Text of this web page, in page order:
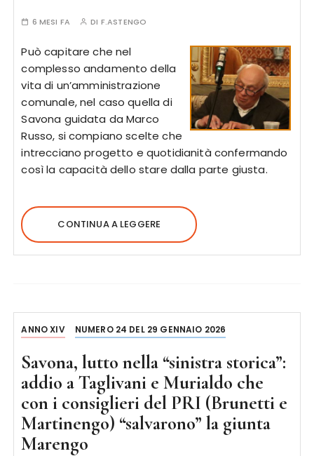
6 MESI FA DI F.ASTENGO
Può capitare che nel
complesso andamento della
vita di un’amministrazione
comunale, nel caso quella di
Savona guidata da Marco
Russo, si compiano scelte che
intrecciano progetto e quotidianità confermando
così la capacità dello stare dalla parte giusta.
CONTINUA A LEGGERE
ANNO XIV NUMERO 24 DEL 29 GENNAIO 2026
Savona, lutto nella “sinistra storica”:
addio a Taglivani e Murialdo che
con i consiglieri del PRI (Brunetti e
Martinengo) “salvarono” la giunta
Marengo